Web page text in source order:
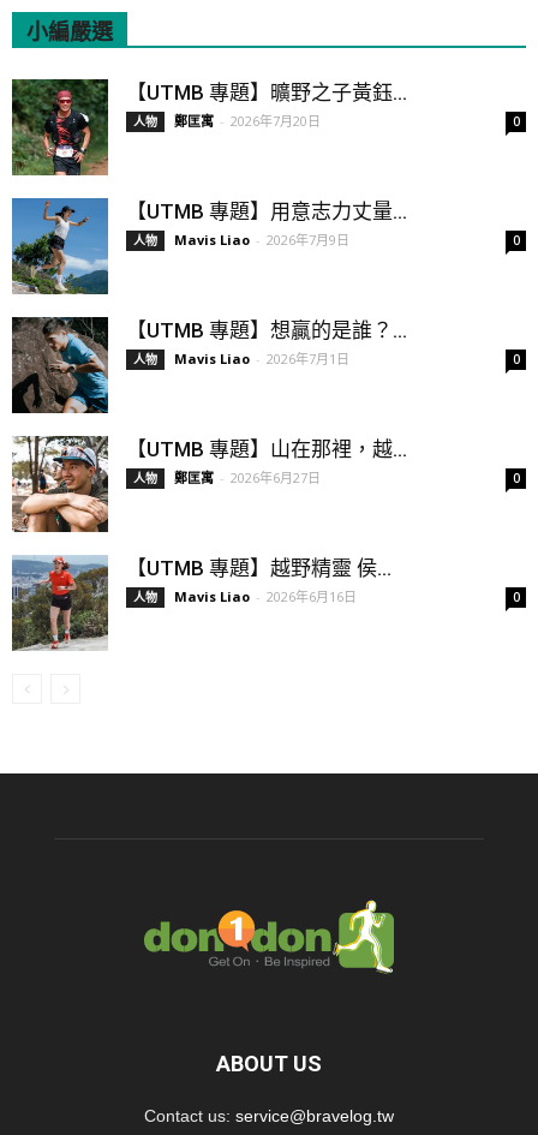
小編嚴選
【UTMB 專題】曠野之子黃鈺...
人物 鄭匡寓 - 2026年7月20日 0
【UTMB 專題】用意志力丈量...
人物 Mavis Liao - 2026年7月9日 0
【UTMB 專題】想贏的是誰？...
人物 Mavis Liao - 2026年7月1日 0
【UTMB 專題】山在那裡，越...
人物 鄭匡寓 - 2026年6月27日 0
【UTMB 專題】越野精靈 侯...
人物 Mavis Liao - 2026年6月16日 0
ABOUT US
Contact us: service@bravelog.tw